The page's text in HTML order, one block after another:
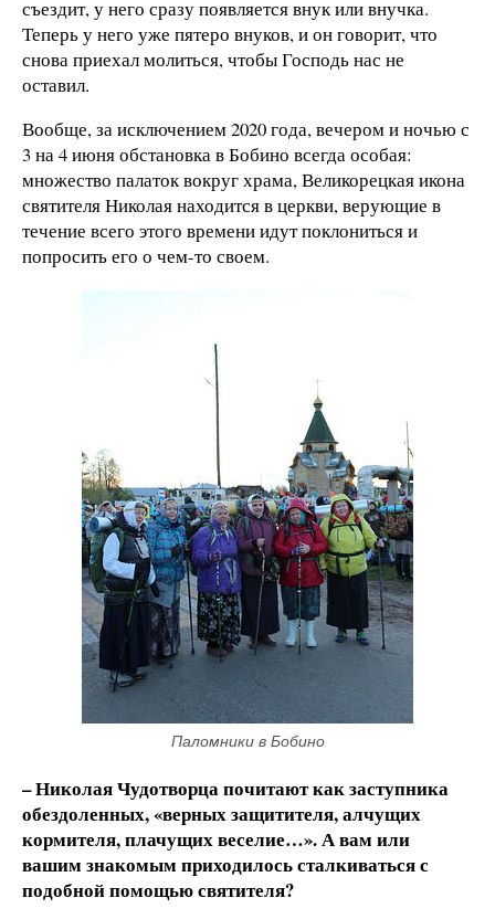
съездит, у него сразу появляется внук или внучка.
Теперь у него уже пятеро внуков, и он говорит, что
снова приехал молиться, чтобы Господь нас не
оставил.
Вообще, за исключением 2020 года, вечером и ночью с
3 на 4 июня обстановка в Бобино всегда особая:
множество палаток вокруг храма, Великорецкая икона
святителя Николая находится в церкви, верующие в
течение всего этого времени идут поклониться и
попросить его о чем-то своем.
Паломники в Бобино
– Николая Чудотворца почитают как заступника
обездоленных, «верных защитителя, алчущих
кормителя, плачущих веселие…». А вам или
вашим знакомым приходилось сталкиваться с
подобной помощью святителя?